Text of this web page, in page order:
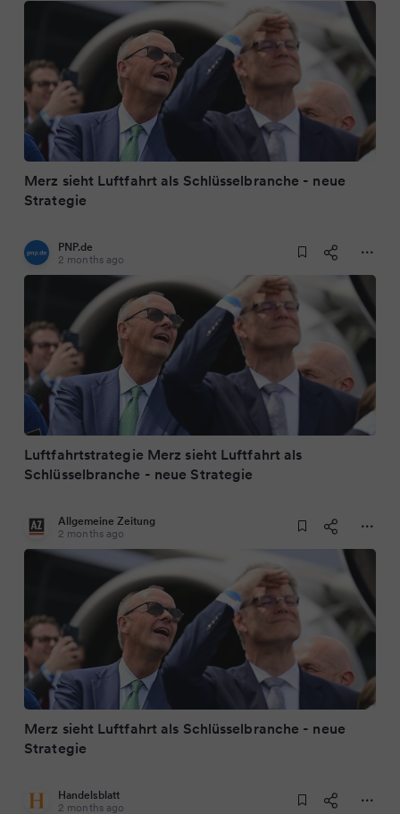
Merz sieht Luftfahrt als Schlüsselbranche - neue
Strategie
PNP.de
2 months ago
Luftfahrtstrategie Merz sieht Luftfahrt als
Schlüsselbranche - neue Strategie
Allgemeine Zeitung
2 months ago
Merz sieht Luftfahrt als Schlüsselbranche - neue
Strategie
Handelsblatt
2 months ago